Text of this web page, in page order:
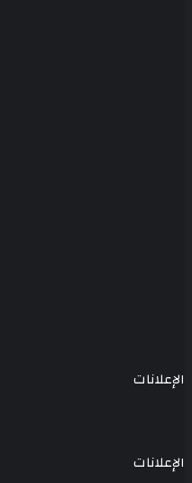
الإعلانات
الإعلانات